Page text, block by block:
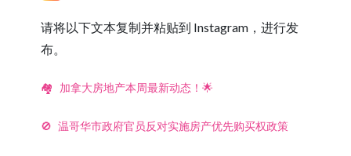
请将以下文本复制并粘贴到 Instagram，进行发
布。
🏘️ 加拿大房地产本周最新动态！🌟
🚫 温哥华市政府官员反对实施房产优先购买权政策